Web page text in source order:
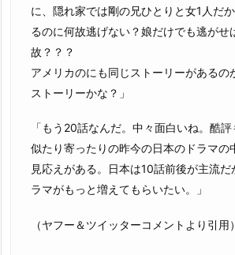
に、隠れ家では剛の兄ひとりと女1人だ
るのに何故逃げない？娘だけでも逃がせ
故？？？
アメリカのにも同じストーリーがあるの
ストーリーかな？」
「もう20話なんだ。中々面白いね。酷評
似たり寄ったりの昨今の日本のドラマの
見応えがある。日本は10話前後が主流だ
ラマがもっと増えてもらいたい。」
（ヤフー＆ツイッターコメントより引用）